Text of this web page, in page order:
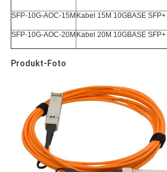
SFP-10G-AOC-15M Kabel 15M 10GBASE SFP+
SFP-10G-AOC-20M Kabel 20M 10GBASE SFP+
Produkt-Foto